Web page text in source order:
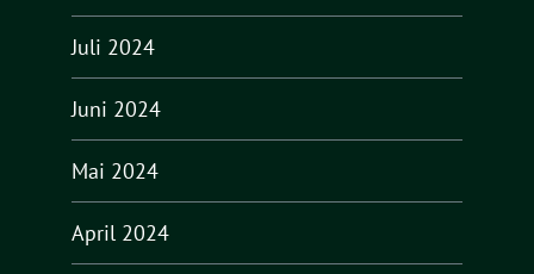
Juli 2024
Juni 2024
Mai 2024
April 2024